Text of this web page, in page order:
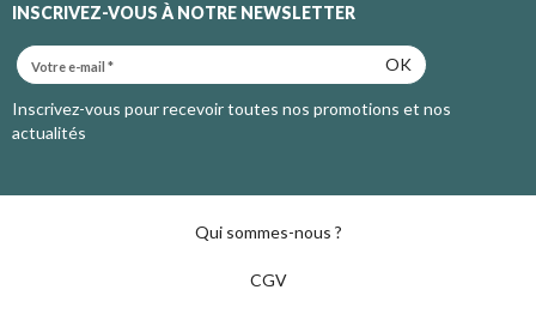
INSCRIVEZ-VOUS À NOTRE NEWSLETTER
OK
Inscrivez-vous pour recevoir toutes nos promotions et nos
actualités
Qui sommes-nous ?
CGV